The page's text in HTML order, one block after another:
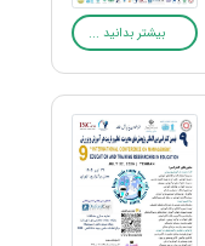
بیشتر بدانید ...